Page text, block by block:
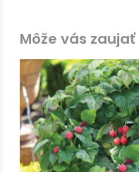
Môže vás zaujať